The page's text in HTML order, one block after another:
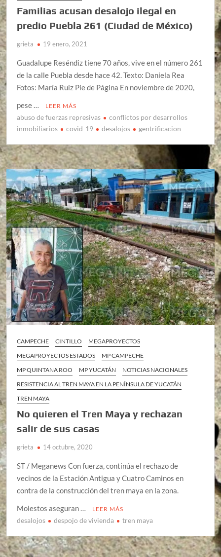
Familias acusan desalojo ilegal en
predio Puebla 261 (Ciudad de México)
grieta 19 enero, 2021
Guadalupe Reséndiz tiene 70 años, vive en el número 261
de la calle Puebla desde hace 42. Texto: Daniela Rea
Fotos: María Ruiz Pie de Página En noviembre de 2020,
pese …
LEER MÁS
abuso de fuerzas represivas
conflictos por desarrollos
inmobiliarios
covid-19 desalojos gentrificacion
CAMPECHE CINTILLO
MEGAPROYECTOS
MEGAPROYECTOS ESTADOS
MP CAMPECHE
MP QUINTANA ROO
MP YUCATÁN
NOTICIAS NACIONALES
RESISTENCIA AL TREN MAYA EN LA PENÍNSULA DE YUCATÁN
TREN MAYA
No quieren el Tren Maya y rechazan
salir de sus casas
grieta 14 octubre, 2020
ST / Meganews Con fuerza, continúa el rechazo de
vecinos de la Estación Antigua y Cuatro Caminos en
contra de la construcción del tren maya en la zona.
Molestos aseguran …
LEER MÁS
desalojos despojo de vivienda tren maya